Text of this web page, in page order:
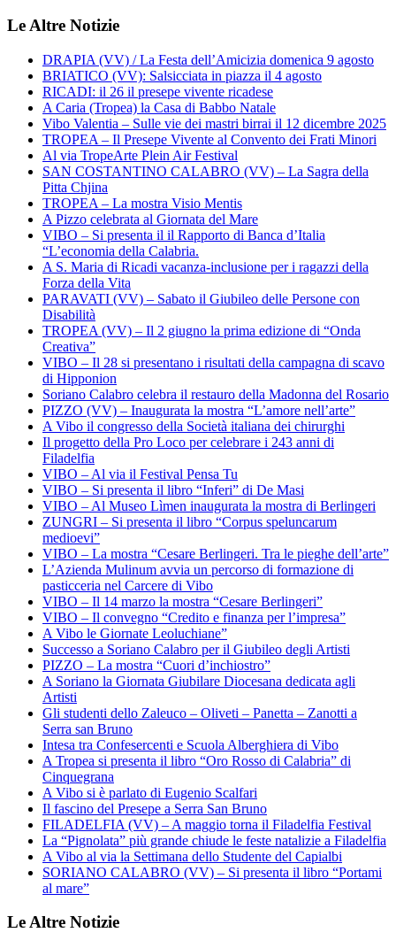
Le Altre Notizie
DRAPIA (VV) / La Festa dell’Amicizia domenica 9 agosto
BRIATICO (VV): Salsicciata in piazza il 4 agosto
RICADI: il 26 il presepe vivente ricadese
A Caria (Tropea) la Casa di Babbo Natale
Vibo Valentia – Sulle vie dei mastri birrai il 12 dicembre 2025
TROPEA – Il Presepe Vivente al Convento dei Frati Minori
Al via TropeArte Plein Air Festival
SAN COSTANTINO CALABRO (VV) – La Sagra della
Pitta Chjina
TROPEA – La mostra Visio Mentis
A Pizzo celebrata al Giornata del Mare
VIBO – Si presenta il il Rapporto di Banca d’Italia
“L’economia della Calabria.
A S. Maria di Ricadi vacanza-inclusione per i ragazzi della
Forza della Vita
PARAVATI (VV) – Sabato il Giubileo delle Persone con
Disabilità
TROPEA (VV) – Il 2 giugno la prima edizione di “Onda
Creativa”
VIBO – Il 28 si presentano i risultati della campagna di scavo
di Hipponion
Soriano Calabro celebra il restauro della Madonna del Rosario
PIZZO (VV) – Inaugurata la mostra “L’amore nell’arte”
A Vibo il congresso della Società italiana dei chirurghi
Il progetto della Pro Loco per celebrare i 243 anni di
Filadelfia
VIBO – Al via il Festival Pensa Tu
VIBO – Si presenta il libro “Inferi” di De Masi
VIBO – Al Museo Lìmen inaugurata la mostra di Berlingeri
ZUNGRI – Si presenta il libro “Corpus speluncarum
medioevi”
VIBO – La mostra “Cesare Berlingeri. Tra le pieghe dell’arte”
L’Azienda Mulinum avvia un percorso di formazione di
pasticceria nel Carcere di Vibo
VIBO – Il 14 marzo la mostra “Cesare Berlingeri”
VIBO – Il convegno “Credito e finanza per l’impresa”
A Vibo le Giornate Leoluchiane”
Successo a Soriano Calabro per il Giubileo degli Artisti
PIZZO – La mostra “Cuori d’inchiostro”
A Soriano la Giornata Giubilare Diocesana dedicata agli
Artisti
Gli studenti dello Zaleuco – Oliveti – Panetta – Zanotti a
Serra san Bruno
Intesa tra Confesercenti e Scuola Alberghiera di Vibo
A Tropea si presenta il libro “Oro Rosso di Calabria” di
Cinquegrana
A Vibo si è parlato di Eugenio Scalfari
Il fascino del Presepe a Serra San Bruno
FILADELFIA (VV) – A maggio torna il Filadelfia Festival
La “Pignolata” più grande chiude le feste natalizie a Filadelfia
A Vibo al via la Settimana dello Studente del Capialbi
SORIANO CALABRO (VV) – Si presenta il libro “Portami
al mare”
Le Altre Notizie